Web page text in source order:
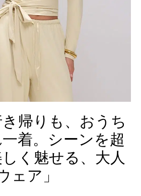
き帰りも、おうち
着。シーンを超
く魅せる、大人
ェア」